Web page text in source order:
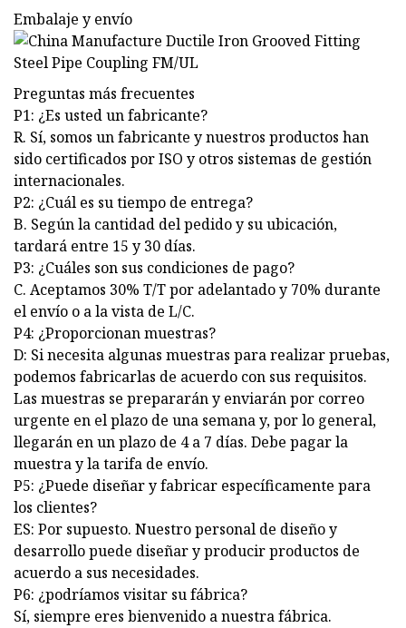
Embalaje y envío
Preguntas más frecuentes
P1: ¿Es usted un fabricante?
R. Sí, somos un fabricante y nuestros productos han
sido certificados por ISO y otros sistemas de gestión
internacionales.
P2: ¿Cuál es su tiempo de entrega?
B. Según la cantidad del pedido y su ubicación,
tardará entre 15 y 30 días.
P3: ¿Cuáles son sus condiciones de pago?
C. Aceptamos 30% T/T por adelantado y 70% durante
el envío o a la vista de L/C.
P4: ¿Proporcionan muestras?
D: Si necesita algunas muestras para realizar pruebas,
podemos fabricarlas de acuerdo con sus requisitos.
Las muestras se prepararán y enviarán por correo
urgente en el plazo de una semana y, por lo general,
llegarán en un plazo de 4 a 7 días. Debe pagar la
muestra y la tarifa de envío.
P5: ¿Puede diseñar y fabricar específicamente para
los clientes?
ES: Por supuesto. Nuestro personal de diseño y
desarrollo puede diseñar y producir productos de
acuerdo a sus necesidades.
P6: ¿podríamos visitar su fábrica?
Sí, siempre eres bienvenido a nuestra fábrica.